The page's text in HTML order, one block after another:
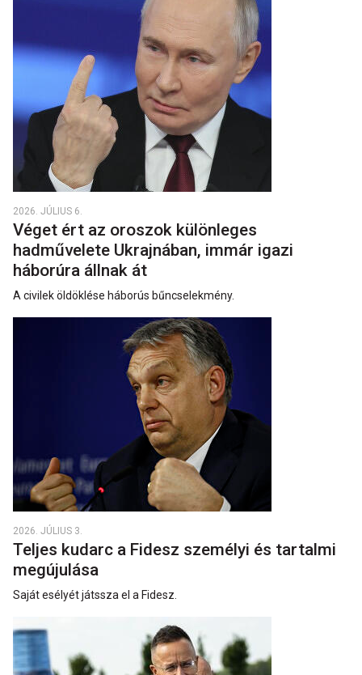
2026. JÚLIUS 6.
Véget ért az oroszok különleges
hadművelete Ukrajnában, immár igazi
háborúra állnak át
A civilek öldöklése háborús bűncselekmény.
2026. JÚLIUS 3.
Teljes kudarc a Fidesz személyi és tartalmi
megújulása
Saját esélyét játssza el a Fidesz.